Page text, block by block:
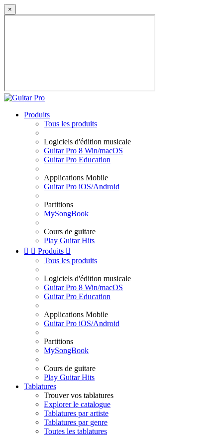
×
Produits
Tous les produits
Logiciels d'édition musicale
Guitar Pro 8 Win/macOS
Guitar Pro Education
Applications Mobile
Guitar Pro iOS/Android
Partitions
MySongBook
Cours de guitare
Play Guitar Hits
  Produits 
Tous les produits
Logiciels d'édition musicale
Guitar Pro 8 Win/macOS
Guitar Pro Education
Applications Mobile
Guitar Pro iOS/Android
Partitions
MySongBook
Cours de guitare
Play Guitar Hits
Tablatures
Trouver vos tablatures
Explorer le catalogue
Tablatures par artiste
Tablatures par genre
Toutes les tablatures